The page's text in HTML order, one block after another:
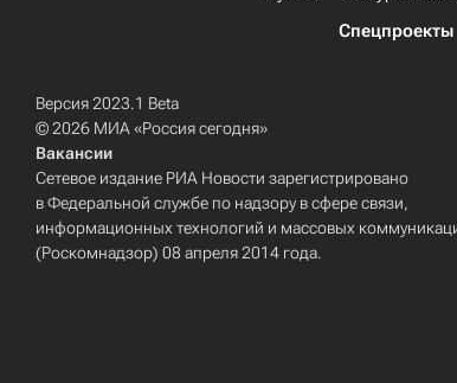
Спецпроекты
Версия 2023.1 Beta
© 2026 МИА «Россия сегодня»
Вакансии
Сетевое издание РИА Новости зарегистрировано
в Федеральной службе по надзору в сфере связи,
информационных технологий и массовых
(Роскомнадзор) 08 апреля 2014 года.